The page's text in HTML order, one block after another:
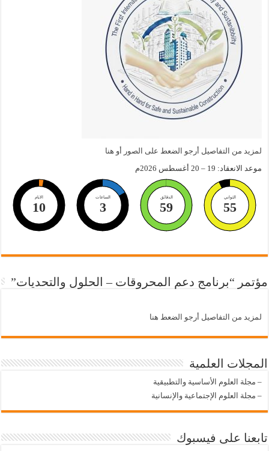
لمزيد من التفاصيل أرجو الضعط على الصور أو هنا
موعد الانعقاد: 19 – 20 أغسطس 2026م
الايام
10
الساعات
3
الدقائق
59
الثواني
54
مؤتمر “برنامج دعم المحروقات – الحلول والتحديات”
لمزيد من التفاصيل أرجو الضعط هنا
المجلات العلمية
– مجلة العلوم الأساسية والتطبيقية
– مجلة العلوم الإجتماعية والإنسانية
تابعنا على فيسبوك